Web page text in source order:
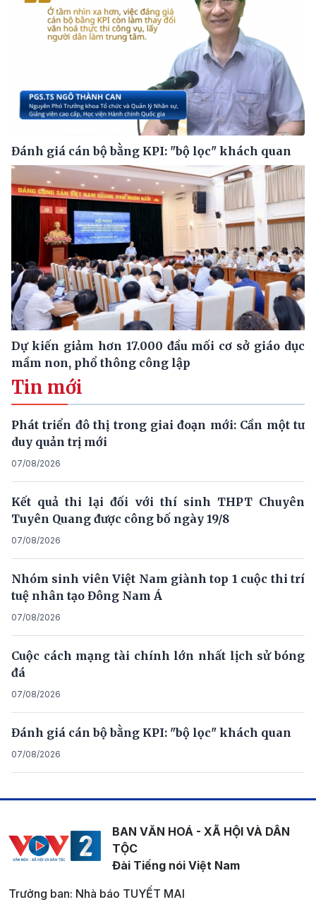
Đánh giá cán bộ bằng KPI: "bộ lọc" khách quan
Dự kiến giảm hơn 17.000 đầu mối cơ sở giáo dục
mầm non, phổ thông công lập
Tin mới
Phát triển đô thị trong giai đoạn mới: Cần một tư
duy quản trị mới
07/08/2026
Kết quả thi lại đối với thí sinh THPT Chuyên
Tuyên Quang được công bố ngày 19/8
07/08/2026
Nhóm sinh viên Việt Nam giành top 1 cuộc thi trí
tuệ nhân tạo Đông Nam Á
07/08/2026
Cuộc cách mạng tài chính lớn nhất lịch sử bóng
đá
07/08/2026
Đánh giá cán bộ bằng KPI: "bộ lọc" khách quan
07/08/2026
BAN VĂN HOÁ - XÃ HỘI VÀ DÂN
TỘC
Đài Tiếng nói Việt Nam
Trưởng ban: Nhà báo TUYẾT MAI